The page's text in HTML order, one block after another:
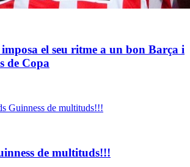
el seu ritme a un bon Barça i
de Copa
de multituds!!!